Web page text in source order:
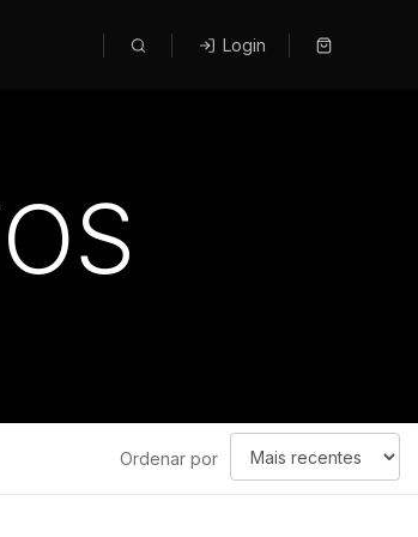
Login
Ordenar por Ordenar